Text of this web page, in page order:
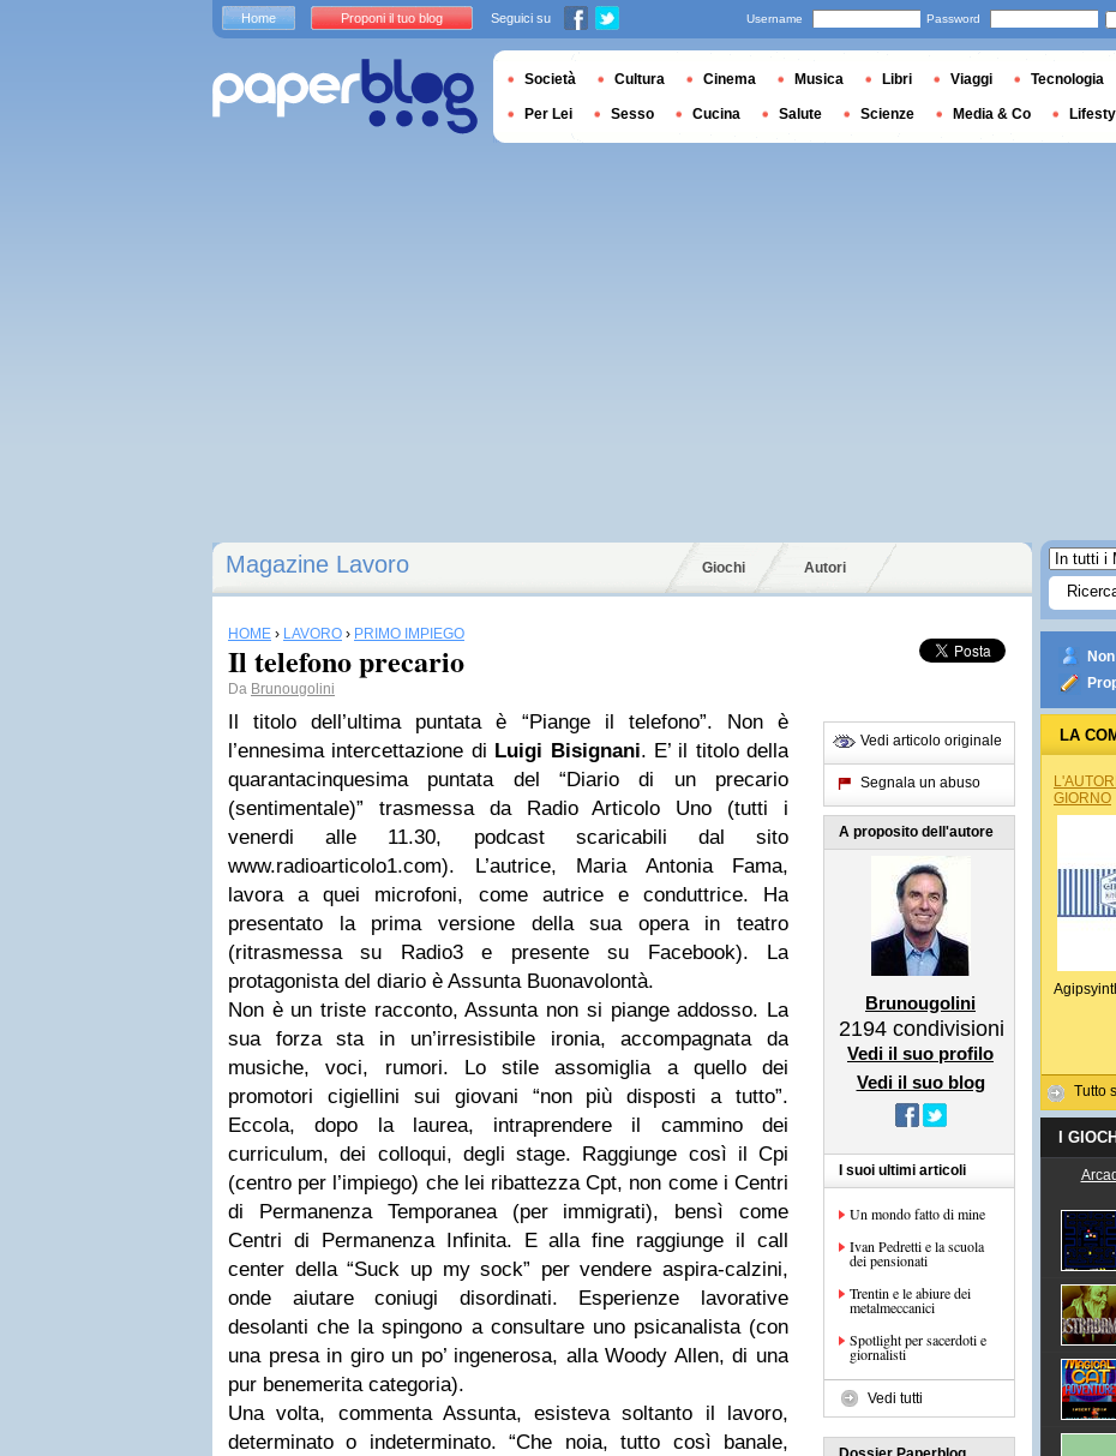
Magazine Lavoro Giochi Autori
HOME › LAVORO › PRIMO IMPIEGO
Il telefono precario
Da Brunougolini
Il titolo dell’ultima puntata è “Piange il telefono”. Non è
l’ennesima intercettazione di Luigi Bisignani. E’ il titolo della
quarantacinquesima puntata del “Diario di un precario
(sentimentale)” trasmessa da Radio Articolo Uno (tutti i
venerdi alle 11.30, podcast scaricabili dal sito
www.radioarticolo1.com). L’autrice, Maria Antonia Fama,
lavora a quei microfoni, come autrice e conduttrice. Ha
presentato la prima versione della sua opera in teatro
(ritrasmessa su Radio3 e presente su Facebook). La
protagonista del diario è Assunta Buonavolontà.
Non è un triste racconto, Assunta non si piange addosso. La
sua forza sta in un’irresistibile ironia, accompagnata da
musiche, voci, rumori. Lo stile assomiglia a quello dei
promotori cigiellini sui giovani “non più disposti a tutto”.
Eccola, dopo la laurea, intraprendere il cammino dei
curriculum, dei colloqui, degli stage. Raggiunge così il Cpi
(centro per l’impiego) che lei ribattezza Cpt, non come i Centri
di Permanenza Temporanea (per immigrati), bensì come
Centri di Permanenza Infinita. E alla fine raggiunge il call
center della “Suck up my sock” per vendere aspira-calzini,
onde aiutare coniugi disordinati. Esperienze lavorative
desolanti che la spingono a consultare uno psicanalista (con
una presa in giro un po’ ingenerosa, alla Woody Allen, di una
pur benemerita categoria).
Una volta, commenta Assunta, esisteva soltanto il lavoro,
determinato o indeterminato. “Che noia, tutto così banale,
Vedi articolo originale
Segnala un abuso
A proposito dell'autore
Brunougolini
2194 condivisioni
Vedi il suo profilo
Vedi il suo blog
I suoi ultimi articoli
Un mondo fatto di mine
Ivan Pedretti e la scuola
dei pensionati
Trentin e le abiure dei
metalmeccanici
Spotlight per sacerdoti e
giornalisti
Vedi tutti
LA
GIORNO
Tutto
I
Home Proponi il tuo blog Seguici su Username Password
Società Cultura Cinema Musica Libri Viaggi Tecnologia
Per Lei Sesso Cucina Salute Scienze Media & Co